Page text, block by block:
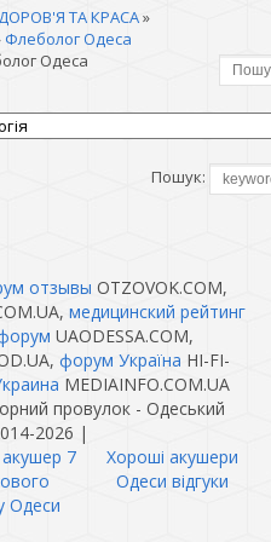
ТА КРАСА»
Флеболог Одеса
Одеса
Пошук:
отзывы OTZOVOK.COM,
медицинский рейтинг
UAODESSA.COM,
форум Україна HI-FI-
MEDIAINFO.COM.UA
провулок - Одеський
2026 |
7
Одеси
Хороші акушери
Одеси відгуки